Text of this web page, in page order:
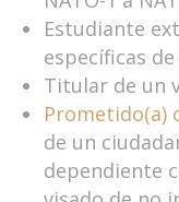
Estudiante
específicas
Titular de un
Prometido(a)
de un
dependiente